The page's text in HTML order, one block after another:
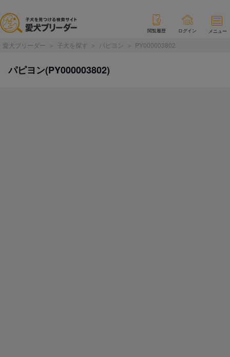
閲覧履歴 ログイン メニュー
愛犬ブリーダー 子犬を探す パピヨン PY000003802
パピヨン(PY000003802)